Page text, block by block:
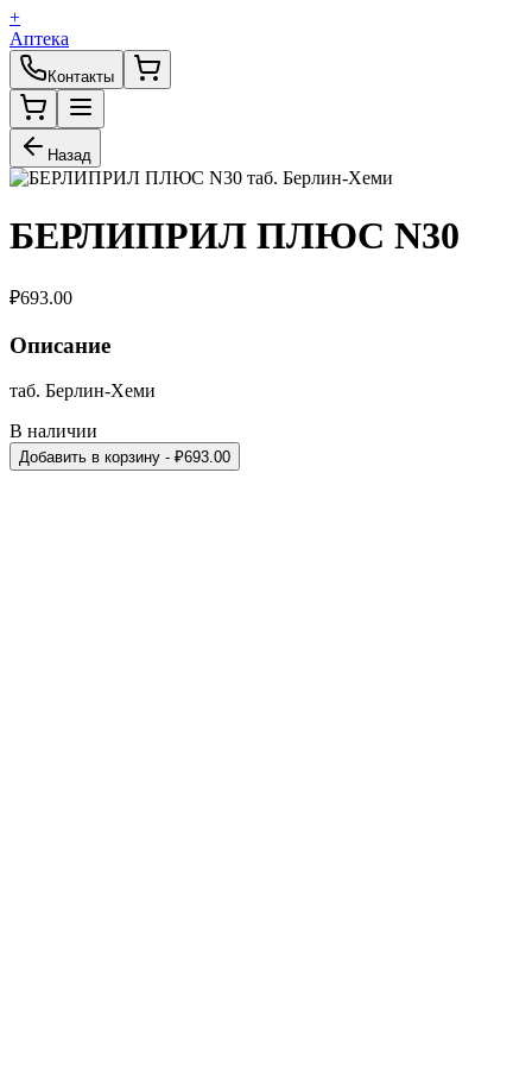
+
Аптека
Контакты
Назад
БЕРЛИПРИЛ ПЛЮС N30
₽693.00
Описание
таб. Берлин-Хеми
В наличии
Добавить в корзину - ₽693.00